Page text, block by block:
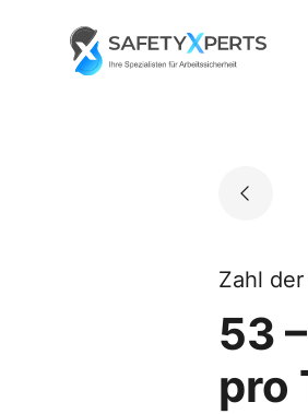
Go to landing page.
Zahl
53
pro